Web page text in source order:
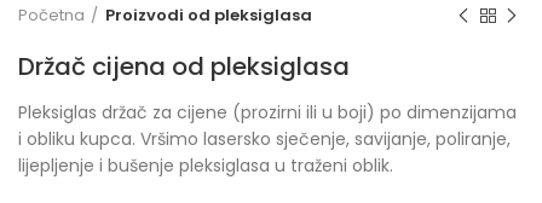
Početna Proizvodi od pleksiglasa
Držač cijena od pleksiglasa
Pleksiglas držač za cijene (prozirni ili u boji) po dimenzijama
i obliku kupca. Vršimo lasersko sječenje, savijanje, poliranje,
lijepljenje i bušenje pleksiglasa u traženi oblik.